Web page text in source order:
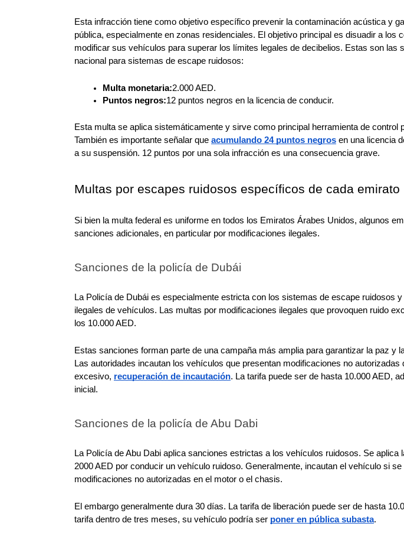
Esta infracción tiene como objetivo específico prevenir la contaminación acústica y
pública, especialmente en zonas residenciales. El objetivo principal es disuadir a los
modificar sus vehículos para superar los límites legales de decibelios. Estas son las
nacional para sistemas de escape ruidosos:
Multa monetaria:2.000 AED.
Puntos negros:12 puntos negros en la licencia de conducir.
Esta multa se aplica sistemáticamente y sirve como principal herramienta de control
También es importante señalar que acumulando 24 puntos negros en una licencia
a su suspensión. 12 puntos por una sola infracción es una consecuencia grave.
Multas por escapes ruidosos específicos de cada emirato
Si bien la multa federal es uniforme en todos los Emiratos Árabes Unidos, algunos
sanciones adicionales, en particular por modificaciones ilegales.
Sanciones de la policía de Dubái
La Policía de Dubái es especialmente estricta con los sistemas de escape ruidosos
ilegales de vehículos. Las multas por modificaciones ilegales que provoquen ruido
los 10.000 AED.
Estas sanciones forman parte de una campaña más amplia para garantizar la paz y
Las autoridades incautan los vehículos que presentan modificaciones no autorizadas
excesivo, recuperación de incautación. La tarifa puede ser de hasta 10.000 AED,
inicial.
Sanciones de la policía de Abu Dabi
La Policía de Abu Dabi aplica sanciones estrictas a los vehículos ruidosos. Se aplica
2000 AED por conducir un vehículo ruidoso. Generalmente, incautan el vehículo si se
modificaciones no autorizadas en el motor o el chasis.
El embargo generalmente dura 30 días. La tarifa de liberación puede ser de hasta
tarifa dentro de tres meses, su vehículo podría ser poner en pública subasta.